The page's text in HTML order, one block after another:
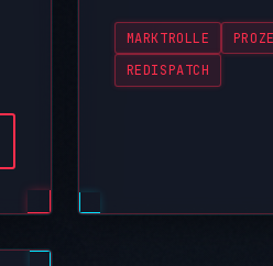
MARKTROLLE
REDISPATCH